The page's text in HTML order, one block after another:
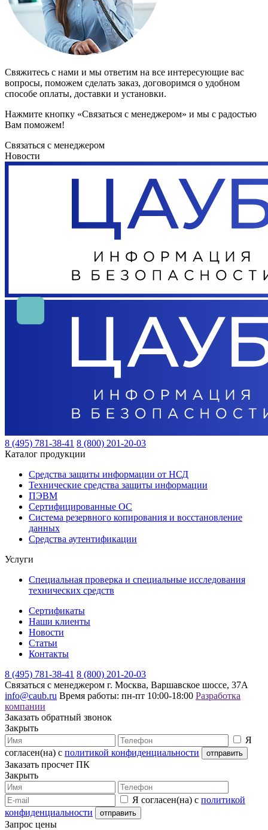
Свяжитесь с нами и мы ответим на все интересующие вас
вопросы, поможем сделать заказ, договоримся о удобном
способе оплаты, доставки и установки.
Нажмите кнопку «Связаться с менеджером» и мы с радостью
Вам поможем!
Связаться с менеджером
Новости
8 (495) 781-38-41 8 (800) 201-20-03
Каталог продукции
Средства защиты информации от НСД
Технические средства защиты информации
ПЭВМ
Сертифицированные ОС
Система резервного копирования и восстановление
данных
Средства аутентификации
Услуги
Специальная проверка и специальные исследования
технических средств
Сертификаты
Наши клиенты
Новости
Статьи
Контакты
8 (495) 781-38-41 8 (800) 201-20-03
Связаться с менеджером г. Москва, Варшавское шоссе, 37А
info@caub.ru Время работы: пн-пт 10:00-18:00 Разработка
компании
Заказать обратный звонок
Закрыть
Я
согласен(на) с политикой конфиденциальности
Заказать просчет ПК
Закрыть
Я согласен(на) с политикой
конфиденциальности
Запрос цены